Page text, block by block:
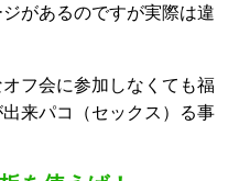
があるのですが実際は違
フ会に参加しなくても福
来パコ（セックス）る事